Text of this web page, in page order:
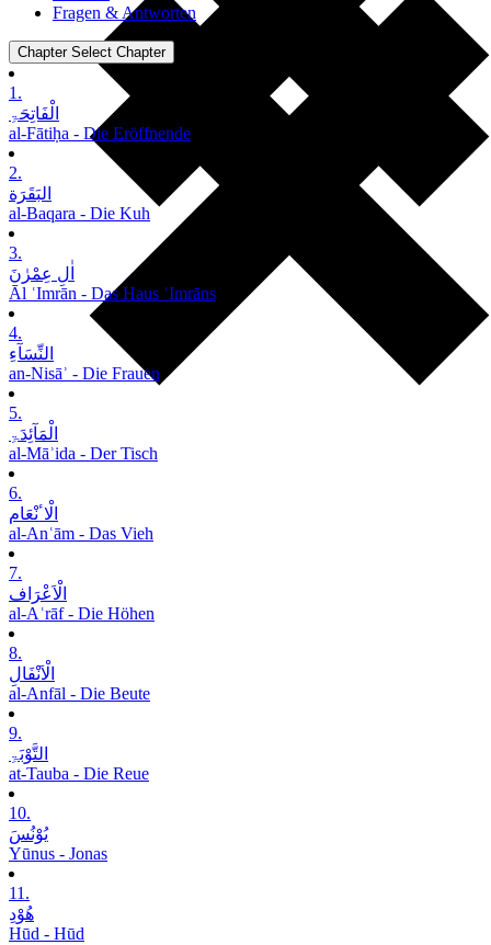
Fragen & Antworten
Chapter Select Chapter
1.
الْفَاتِحَۃِ
al-Fātiḥa - Die Eröffnende
2.
البَقَرَة
al-Baqara - Die Kuh
3.
اٰلِ عِمْرٰنَ
Āl ʿImrān - Das Haus ʿImrāns
4.
النِّسَآءِ
an-Nisāʾ - Die Frauen
5.
الْمَآئِدَۃِ
al-Māʾida - Der Tisch
6.
الْاٴنْعَام
al-Anʿām - Das Vieh
7.
الْاَعْرَاف
al-Aʿrāf - Die Höhen
8.
الْاَنْفَالِ
al-Anfāl - Die Beute
9.
التَّوْبَۃِ
at-Tauba - Die Reue
10.
یُوْنُسَ
Yūnus - Jonas
11.
ھُوْدِ
Hūd - Hūd